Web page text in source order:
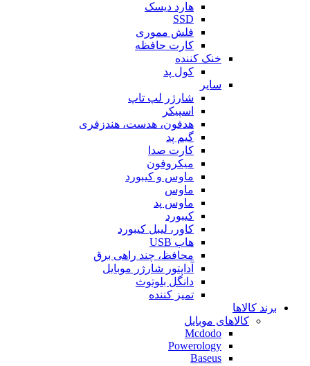
هارد دیسک
SSD
فلش مموری
کارت حافظه
خنک کننده
کول پد
سایر
شارژر لپ تاپ
اسپیکر
هدفون، هدست، هندزفری
گیم پد
کارت صدا
میکروفون
ماوس و کیبورد
ماوس
ماوس پد
کیبورد
کاور، لیبل کیبورد
هاب USB
محافظ، چند راهی برق
آداپتور شارژر موبایل
دانگل بلوتوث
تمیز کننده
برند کالاها
کالاهای موبایل
Mcdodo
Powerology
Baseus